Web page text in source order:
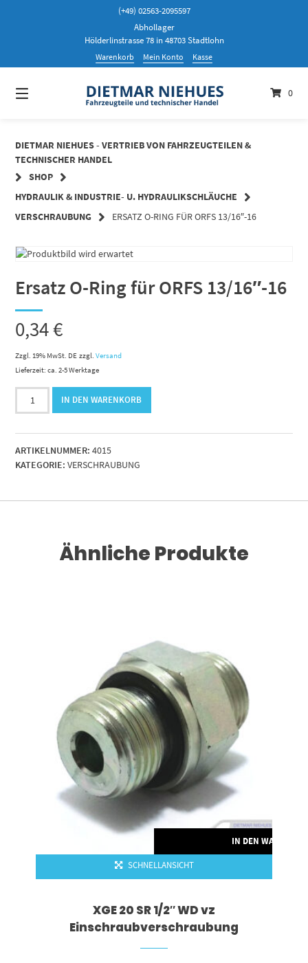
(+49) 02563-2095597
Abhollager
Hölderlinstrasse 78 in 48703 Stadtlohn
Warenkorb Mein Konto Kasse
0
DIETMAR NIEHUES - VERTRIEB VON FAHRZEUGTEILEN &
TECHNISCHER HANDEL
SHOP
HYDRAULIK & INDUSTRIE- U. HYDRAULIKSCHLÄUCHE
VERSCHRAUBUNG
ERSATZ O-RING FÜR ORFS 13/16″-16
Ersatz O-Ring für ORFS 13/16″-16
0,34€
Zzgl. 19% MwSt. DE zzgl.Versand
Lieferzeit: ca. 2-5 Werktage
Ersatz
für
ORFS
13/16"-16
IN DEN WARENKORB
ARTIKELNUMMER: 4015
KATEGORIE: VERSCHRAUBUNG
Ähnliche Produkte
IN DEN
SCHNELLANSICHT
XGE 20 SR 1/2″ WD vz
Einschraubverschraubung